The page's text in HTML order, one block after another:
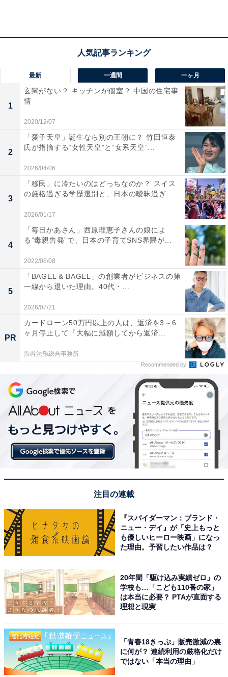
1998年から2018年の「FIFAワールドカップ代表男子」全選手の血液型
1998年から2018年の「FIFAワールドカップ代表男子」
全選手の血液型を調査した結果、点線で示した棒グラフ
が示す、日本人の血液型の平均から予測される人数に対
して、実際の人数が多く目立ったのは「O型」でした。
参考として、東京2020でめざましい活躍を見せた卓球メ
ダリストの血液型は、「O型」が 石川佳純選手、伊藤美
誠選手、宇田幸矢選手、丹羽孝希選手、張本智和選手、
平野美宇選手。A型が早田ひな選手、B型が水谷隼選手で
した。
【おすすめ記事】
血液型の基礎知識…検査法・性格・rhマイナスなど
・
O型は蚊に刺されやすい？蚊に好かれる体質のウソ・ホ
ント
・
東京2020「金メダリスト」印象に残っている選手ランキ
ング！ 2位「水谷隼」、1位は？
・
東京2020「銀メダリスト」印象に残っている選手ランキ
ング！ 2位「伊藤美誠」、1位は？
・プレスリリース
・
Linkage between ABO Blood Type and Occupation:
（論文）
最新 一週間 一ヶ月
1
玄関がない？ キッチンが個室？ 中国の住宅事
情
2020/12/07
2
「愛子天皇」誕生なら別の王朝に？ 竹田恒泰
氏が指摘する“女性天皇”と“女系天皇”...
2026/04/06
3
「移民」に冷たいのはどっちなのか？ スイス
の厳格過ぎる学歴選別と、日本の曖昧過ぎ...
2026/01/17
4
「毎日かあさん」西原理恵子さんの娘によ
る”毒親告発”で、日本の子育てSNS界隈が...
2022/06/08
5
「BAGEL & BAGEL」の創業者がビジネスの第
一線から退いた理由。40代・...
2026/07/21
PR
カードローン50万円以上の人は、返済を3～6
ヶ月停止して『大幅に減額してから返済...
渋谷法務総合事務所
Recommended by
注目の連載
『スパイダーマン：ブランド・
ニュー・デイ』が「史上もっと
も優しいヒーロー映画」になっ
た理由。予習したい作品は？
20年間「駆け込み実績ゼロ」の
学校も…「こども110番の家」
は本当に必要？ PTAが直面する
理想と現実
「青春18きっぷ」販売激減の裏
に何が？ 連続利用の厳格化だけ
ではない「本当の理由」